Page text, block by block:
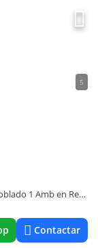
5
Departamento Alquiler Temporario Mensual Amoblado 1 Amb en Recoleta
Contactar